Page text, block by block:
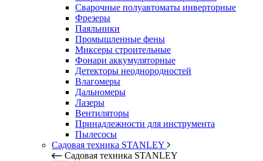
Сварочные полуавтоматы инверторные
Фрезеры
Паяльники
Промышленные фены
Миксеры строительные
Фонари аккумуляторные
Детекторы неоднородностей
Влагомеры
Дальномеры
Лазеры
Вентиляторы
Принадлежности для инструмента
Пылесосы
Садовая техника STANLEY
Садовая техника STANLEY